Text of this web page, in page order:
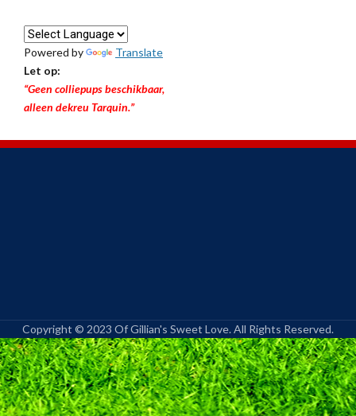
Powered by
Translate
Let op:
“Geen colliepups beschikbaar,
alleen dekreu Tarquin.”
Copyright © 2023 Of Gillian's Sweet Love. All Rights Reserved.